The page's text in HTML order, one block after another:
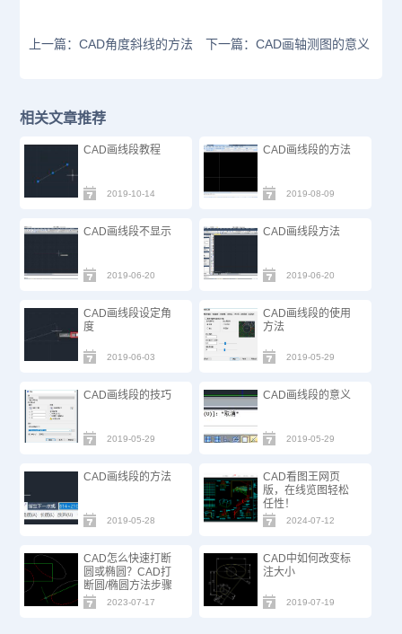
上一篇：CAD角度斜线的方法 下一篇：CAD画轴测图的意义
相关文章推荐
CAD画线段教程
2019-10-14
CAD画线段的方法
2019-08-09
CAD画线段不显示
2019-06-20
CAD画线段方法
2019-06-20
CAD画线段设定角
度
2019-06-03
CAD画线段的使用
方法
2019-05-29
CAD画线段的技巧
2019-05-29
CAD画线段的意义
2019-05-29
CAD画线段的方法
2019-05-28
CAD看图王网页
版，在线览图轻松
任性！
2024-07-12
CAD怎么快速打断
圆或椭圆？CAD打
断圆/椭圆方法步骤
2023-07-17
CAD中如何改变标
注大小
2019-07-19